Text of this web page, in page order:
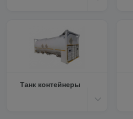
Танк контейнеры